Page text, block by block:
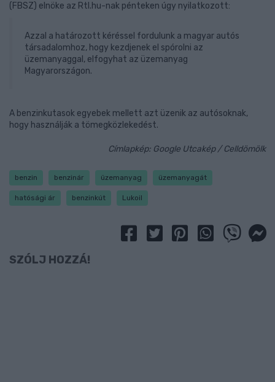
(FBSZ) elnöke az Rtl.hu-nak pénteken úgy nyilatkozott:
Azzal a határozott kéréssel fordulunk a magyar autós
társadalomhoz, hogy kezdjenek el spórolni az
üzemanyaggal, elfogyhat az üzemanyag
Magyarországon.
A benzinkutasok egyebek mellett azt üzenik az autósoknak,
hogy használják a tömegközlekedést.
Címlapkép: Google Utcakép / Celldömölk
benzin benzinár üzemanyag üzemanyagát
hatósági ár benzinkút Lukoil
SZÓLJ HOZZÁ!